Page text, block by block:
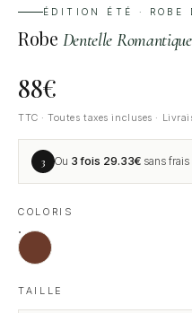
ÉDITION ÉTÉ · ROBE
Robe Dentelle
88€
TTC · Toutes taxes incluses ·
3 Ou 3 fois 29.33€ sans frais
COLORIS
TAILLE